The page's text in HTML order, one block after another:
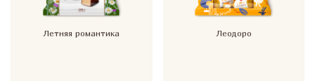
Летняя романтика Леодоро